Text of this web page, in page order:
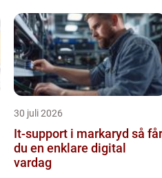
30 juli 2026
It-support i markaryd så får
du en enklare digital
vardag